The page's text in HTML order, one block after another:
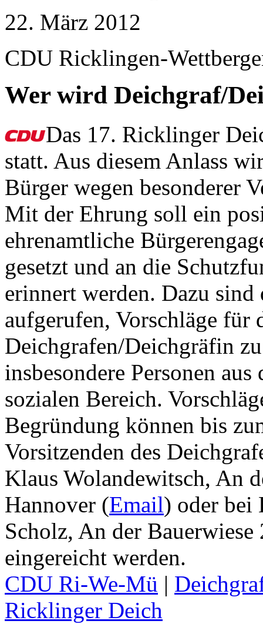
22. März 2012
CDU Ricklingen-
Wer wird Deichgraf/
Das 17. Ricklinger
statt. Aus diesem Anlass
Bürger wegen besonderer
Mit der Ehrung soll ein
ehrenamtliche
gesetzt und an die
erinnert werden. Dazu
aufgerufen, Vorschläge für
Deichgrafen/Deichgräfin
insbesondere Personen
sozialen Bereich.
Begründung können bis
Vorsitzenden des
Klaus Wolandewitsch, An
Hannover (Email) oder bei
Scholz, An der
eingereicht werden.
CDU Ri-We-Mü |
Ricklinger Deich